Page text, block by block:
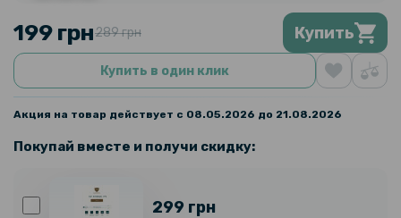
199 грн289 грн Купить
Купить в один клик
Акция на товар действует с 08.05.2026 до 21.08.2026
Покупай вместе и получи скидку:
299 грн